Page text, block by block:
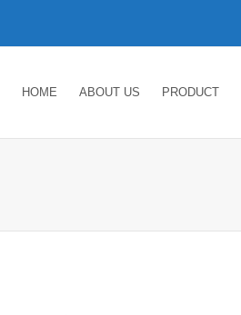
HOME ABOUT US PRODUCT